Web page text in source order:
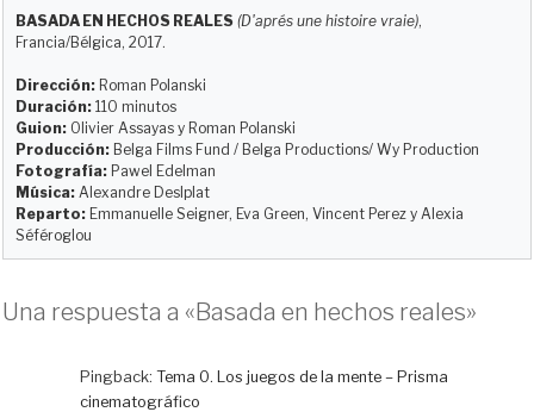
s
y
o
o
n
b
o
k
i
l
a
r
BASADA EN HECHOS REALES (D'aprés une histoire vraie),
Francia/Bélgica, 2017.
Dirección: Roman Polanski
Duración: 110 minutos
Guion: Olivier Assayas y Roman Polanski
Producción: Belga Films Fund / Belga Productions/ Wy Production
Fotografía: Pawel Edelman
Música: Alexandre Deslplat
Reparto: Emmanuelle Seigner, Eva Green, Vincent Perez y Alexia
Séféroglou
Una respuesta a «Basada en hechos reales»
Pingback: Tema 0. Los juegos de la mente – Prisma
cinematográfico